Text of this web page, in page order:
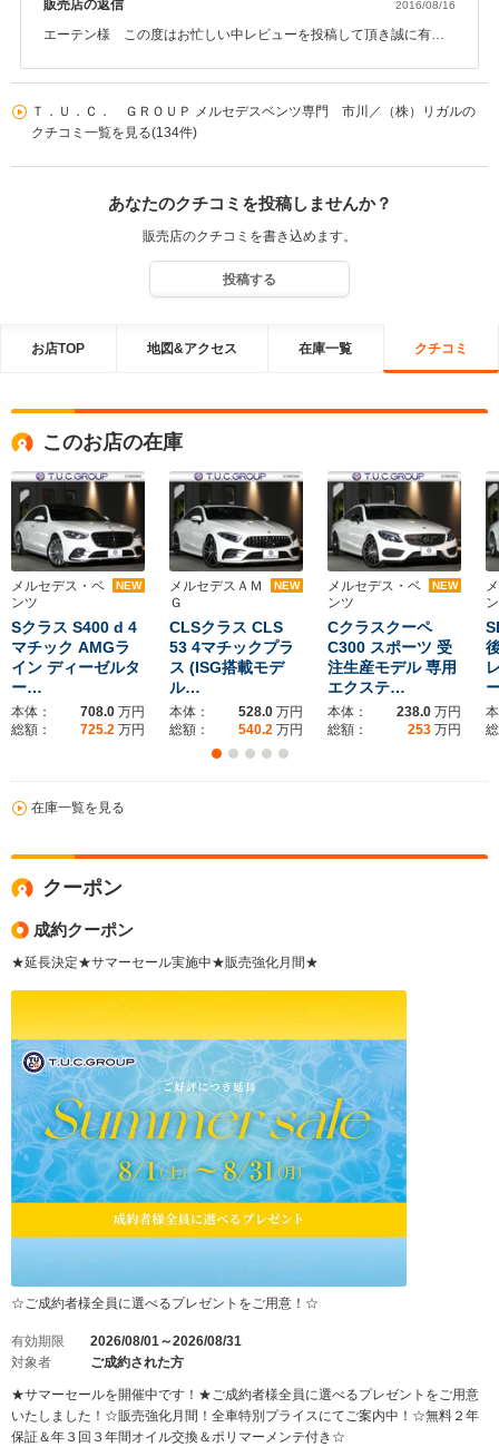
バイスがとても役立ちました。 担当者の丁寧親切な対応態度をはじめ、店内
の明るい雰囲気やスタッフの感じも大変良いので気軽に入店しやすい販売店
な小さなトラブルでも相談できると思うと良い主治医がいるようで安心して
カーライフを楽しめます。 ＴＵＣさんに巡り合えたのは大変にラッキーでし
たし、購入車には大満足。 とにかくお勧めの販売店です。
販売店の返信 2016/08/16
エーテン様 この度はお忙しい中レビューを投稿して頂き誠に有難
乗って来られた方や、これから初めて輸入車を所有しようと考えて
いる方、どのお客様にも数多くの在庫車輌の中から「お客様に合っ
ポートさせて頂く事が私共の使命と考えております。エーテン様よ
感謝しております。今後も誠心誠意エーテン様のカーライフをサポ
ート出来ますよう精進して参りますので、末永いお付き合いの程宜
Ｔ．Ｕ．Ｃ． ＧＲＯＵＰ メルセデスベンツ専門 市川／（株）リガルの
クチコミ一覧を見る(134件)
あなたのクチコミを投稿しませんか？
販売店のクチコミを書き込めます。
投稿する
お店TOP 地図&アクセス 在庫一覧 クチコミ
このお店の在庫
メルセデス・ベ
ンツ
NEW
Sクラス S400 d 4
マチック AMGラ
イン ディーゼルタ
ー…
本体： 708.0 万円
総額：
725.2 万円
メルセデスＡＭ
Ｇ
NEW
CLSクラス CLS
53 4マチックプラ
ス (ISG搭載モデ
ル…
本体： 528.0 万円
総額：
540.2 万円
メルセデス・ベ
ンツ
NEW
Cクラスクーペ
C300 スポーツ 受
注生産モデル 専用
エクステ…
本体： 238.0 万円
総額：
253 万円
在庫一覧を見る
クーポン
成約クーポン
★延長決定★サマーセール実施中★販売強化月間★
☆ご成約者様全員に選べるプレゼントをご用意！☆
有効期限
2026/08/01～2026/08/31
対象者
ご成約された方
★サマーセールを開催中です！★ご成約者様全員に選べるプレゼントをご用意
いたしました！☆販売強化月間！全車特別プライスにてご案内中！☆無料２年
保証＆年３回３年間オイル交換＆ポリマーメンテ付き☆